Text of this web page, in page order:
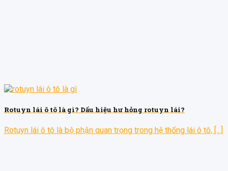
Rotuyn lái ô tô là gì? Dấu hiệu hư hỏng rotuyn lái?
Rotuyn lái ô tô là bộ phận quan trọng trong hệ thống lái ô tô, [...]